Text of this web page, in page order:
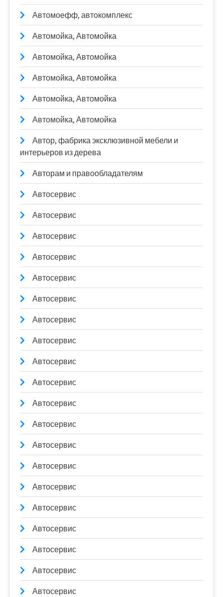
Автомоефф, автокомплекс
Автомойка, Автомойка
Автомойка, Автомойка
Автомойка, Автомойка
Автомойка, Автомойка
Автомойка, Автомойка
Автор, фабрика эксклюзивной мебели и
интерьеров из дерева
Авторам и правообладателям
Автосервис
Автосервис
Автосервис
Автосервис
Автосервис
Автосервис
Автосервис
Автосервис
Автосервис
Автосервис
Автосервис
Автосервис
Автосервис
Автосервис
Автосервис
Автосервис
Автосервис
Автосервис
Автосервис
Автосервис